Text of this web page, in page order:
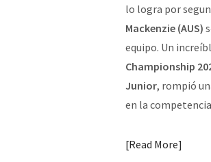
lo logra por
Mackenzie (AUS)
equipo. Un
Championship
Junior, rompió
en la
Read More